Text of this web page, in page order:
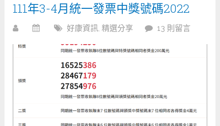
111年3-4月統一發票中獎號碼2022
好康資訊,精選分享 13 則留言